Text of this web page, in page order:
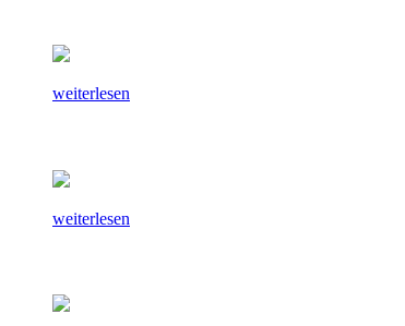
weiterlesen
weiterlesen